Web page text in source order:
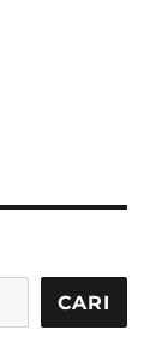
CARI